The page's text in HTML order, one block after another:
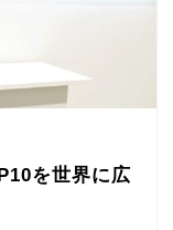
を世界に広